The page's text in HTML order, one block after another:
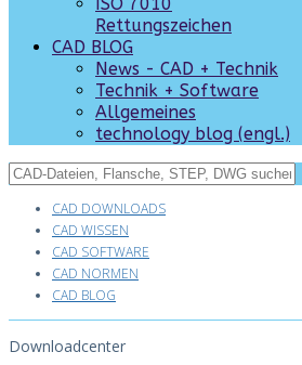
Rettungszeichen
CAD BLOG
News - CAD + Technik
Technik + Software
Allgemeines
technology blog (engl.)
CAD DOWNLOADS
CAD WISSEN
CAD SOFTWARE
CAD NORMEN
CAD BLOG
Downloadcenter